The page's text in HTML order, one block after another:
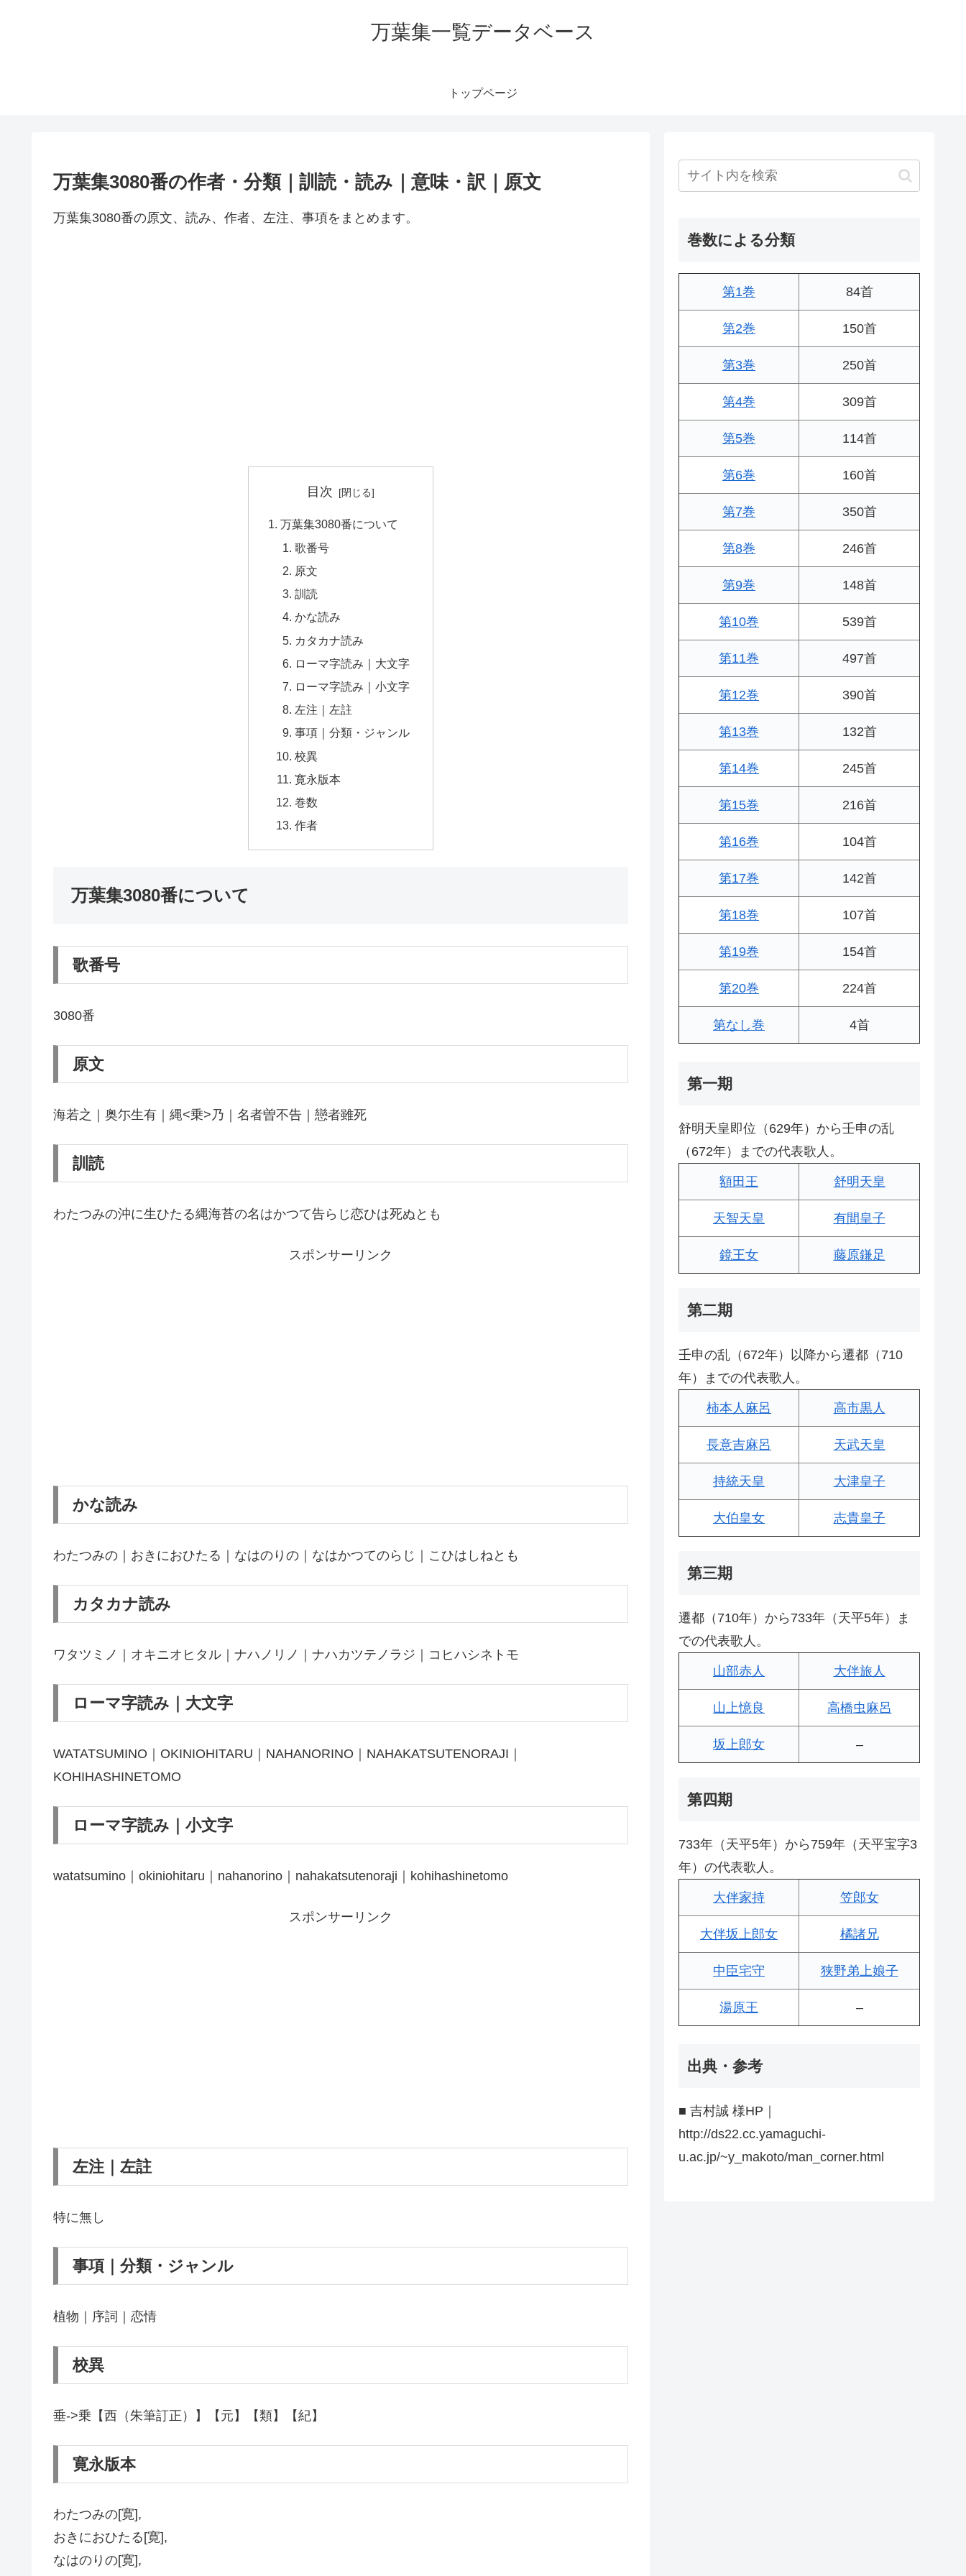
万葉集一覧データベース
トップページ
万葉集3080番の作者・分類｜訓読・読み｜意味・訳｜原文
万葉集3080番の原文、読み、作者、左注、事項をまとめます。
目次
万葉集3080番について
歌番号
原文
訓読
かな読み
カタカナ読み
ローマ字読み｜大文字
ローマ字読み｜小文字
左注｜左註
事項｜分類・ジャンル
校異
寛永版本
巻数
作者
万葉集3080番について
歌番号
3080番
原文
海若之｜奥尓生有｜縄<乗>乃｜名者曽不告｜戀者雖死
訓読
わたつみの沖に生ひたる縄海苔の名はかつて告らじ恋ひは死ぬとも
スポンサーリンク
かな読み
わたつみの｜おきにおひたる｜なはのりの｜なはかつてのらじ｜こひはしねとも
カタカナ読み
ワタツミノ｜オキニオヒタル｜ナハノリノ｜ナハカツテノラジ｜コヒハシネトモ
ローマ字読み｜大文字
WATATSUMINO｜OKINIOHITARU｜NAHANORINO｜NAHAKATSUTENORAJI｜
KOHIHASHINETOMO
ローマ字読み｜小文字
watatsumino｜okiniohitaru｜nahanorino｜nahakatsutenoraji｜kohihashinetomo
スポンサーリンク
左注｜左註
特に無し
事項｜分類・ジャンル
植物｜序詞｜恋情
校異
垂->乗【西（朱筆訂正）】【元】【類】【紀】
寛永版本
わたつみの[寛],
おきにおひたる[寛],
なはのりの[寛],
巻数による分類
第1巻 84首
第2巻 150首
第3巻 250首
第4巻 309首
第5巻 114首
第6巻 160首
第7巻 350首
第8巻 246首
第9巻 148首
第10巻 539首
第11巻 497首
第12巻 390首
第13巻 132首
第14巻 245首
第15巻 216首
第16巻 104首
第17巻 142首
第18巻 107首
第19巻 154首
第20巻 224首
第なし巻 4首
第一期
舒明天皇即位（629年）から壬申の乱
（672年）までの代表歌人。
額田王 舒明天皇
天智天皇 有間皇子
鏡王女 藤原鎌足
第二期
壬申の乱（672年）以降から遷都（710
年）までの代表歌人。
柿本人麻呂 高市黒人
長意吉麻呂 天武天皇
持統天皇 大津皇子
大伯皇女 志貴皇子
第三期
遷都（710年）から733年（天平5年）ま
での代表歌人。
山部赤人 大伴旅人
山上憶良 高橋虫麻呂
坂上郎女 –
第四期
733年（天平5年）から759年（天平宝字3
年）の代表歌人。
大伴家持 笠郎女
大伴坂上郎女 橘諸兄
中臣宅守 狭野弟上娘子
湯原王 –
出典・参考
■ 吉村誠 様HP｜
http://ds22.cc.yamaguchi-
u.ac.jp/~y_makoto/man_corner.html